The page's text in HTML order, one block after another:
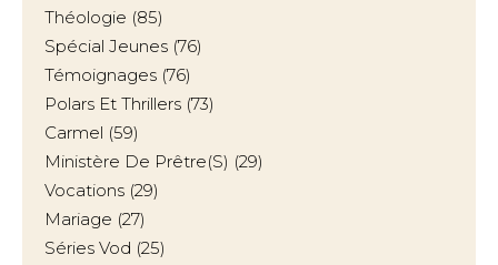
Théologie (85)
Spécial Jeunes (76)
Témoignages (76)
Polars Et Thrillers (73)
Carmel (59)
Ministère De Prêtre(s) (29)
Vocations (29)
Mariage (27)
Séries Vod (25)